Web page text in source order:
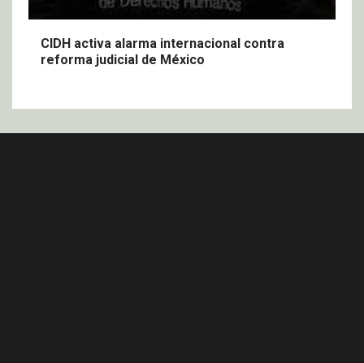
CIDH activa alarma internacional contra
reforma judicial de México